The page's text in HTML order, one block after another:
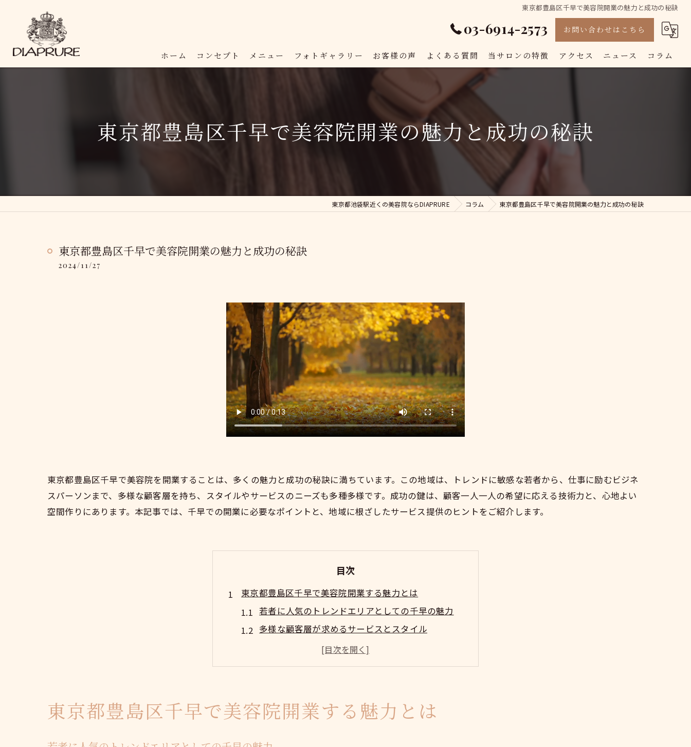
東京都豊島区千早で美容院開業の魅力と成功の秘訣
03-6914-2573 お問い合わせはこちら
ホーム コンセプト メニュー フォトギャラリー お客様の声 よくある質問 当サロンの特徴
カラー
白髪染め
トリートメント
縮毛矯正
アクセス ニュース コラム
東京都豊島区千早で美容院開業の魅力と成功の秘訣
東京都池袋駅近くの美容院ならDIAPRURE コラム 東京都豊島区千早で美容院開業の魅力と成功の秘訣
東京都豊島区千早で美容院開業の魅力と成功の秘訣
2024/11/27
東京都豊島区千早で美容院を開業することは、多くの魅力と成功の秘訣に満ちています。この地域は、トレンドに敏感な若者から、仕事に励むビジネ
スパーソンまで、多様な顧客層を持ち、スタイルやサービスのニーズも多種多様です。成功の鍵は、顧客一人一人の希望に応える技術力と、心地よい
空間作りにあります。本記事では、千早での開業に必要なポイントと、地域に根ざしたサービス提供のヒントをご紹介します。
目次
東京都豊島区千早で美容院開業する魅力とは
若者に人気のトレンドエリアとしての千早の魅力
多様な顧客層が求めるサービスとスタイル
地元に根付いたビジネスチャンスの発見
地域コミュニティと連携することで生まれる価値
美容師としての成長を促す千早の環境
千早地域での美容院開業成功の秘訣を探る
東京都豊島区千早で美容院開業する魅力とは